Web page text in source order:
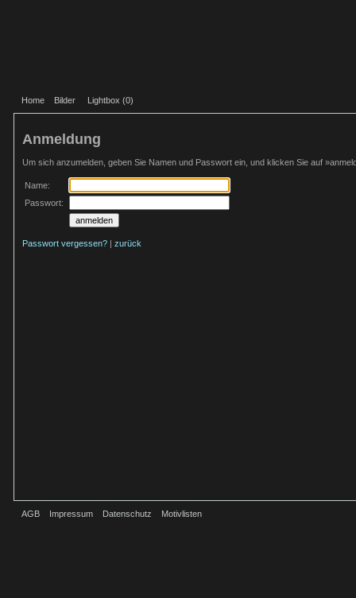
Home Bilder Lightbox (0)
AGB Impressum Datenschutz Motivlisten
Anmeldung
Um sich anzumelden, geben Sie Namen und Passwort ein, und klicken Sie auf
Name:
Passwort:
Passwort vergessen? | zurück